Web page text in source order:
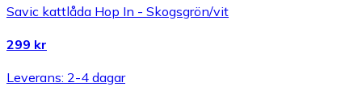
Savic kattlåda Hop In - Skogsgrön/vit
299 kr
Leverans: 2-4 dagar